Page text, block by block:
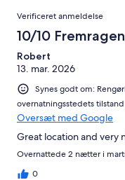
190
alt
190
af
alt
190
anmeldelser
Anmeldelser
Verificeret anmeldelse
10/10
Robert
13. mar. 2026
Synes godt om:
overnatningsstedets
Oversæt med Google
Great location and very
Overnattede 2 nætter i
0